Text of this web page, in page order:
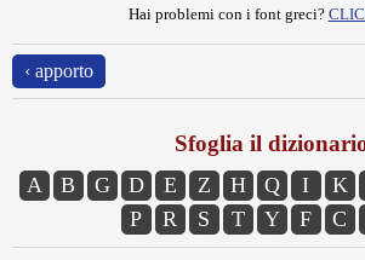
Hai problemi con i font greci?
‹ apporto
Sfoglia il
A B G D E Z H Q I K
P
R S T Y F C